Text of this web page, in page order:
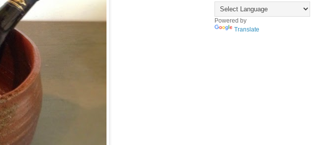
Powered by
Translate